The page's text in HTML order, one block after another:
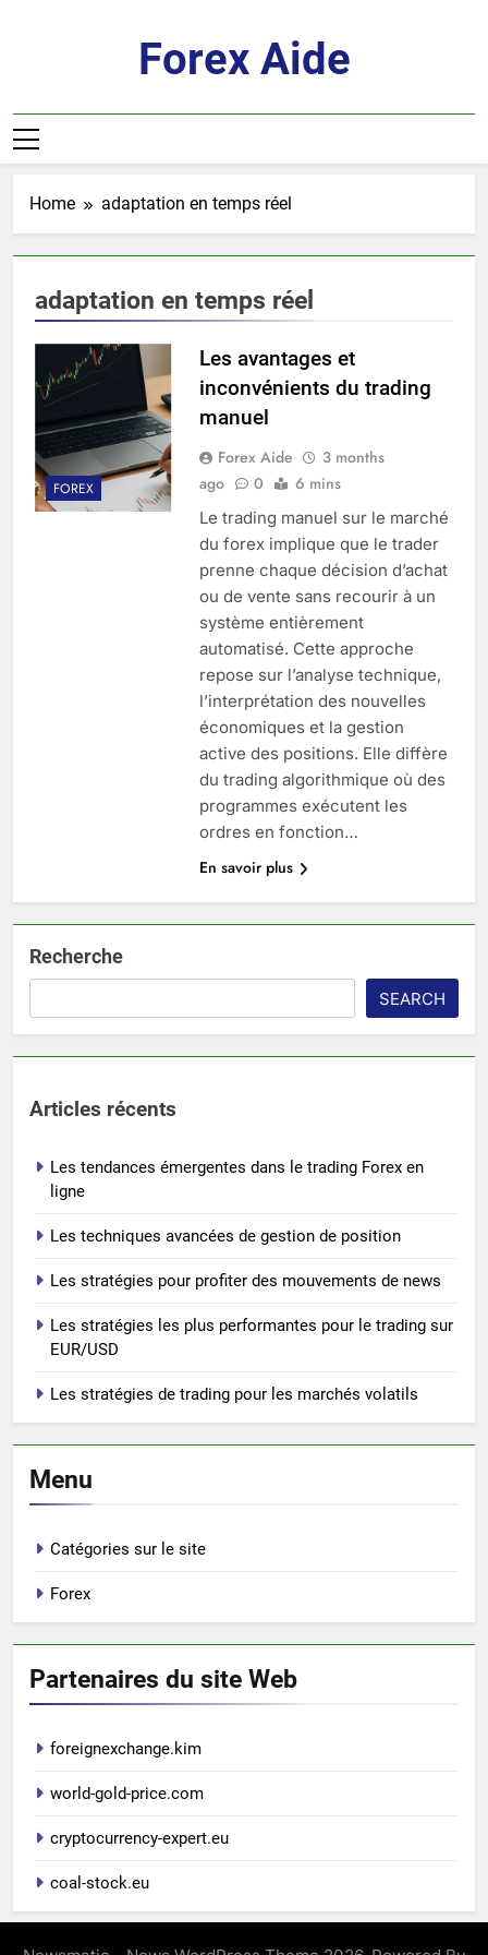
Forex Aide
Home adaptation en temps réel
adaptation en temps réel
FOREX
Les avantages et
inconvénients du trading
manuel
Forex Aide
3 months
ago
0 6 mins
Le trading manuel sur le marché
du forex implique que le trader
prenne chaque décision d’achat
ou de vente sans recourir à un
système entièrement
automatisé. Cette approche
repose sur l’analyse technique,
l’interprétation des nouvelles
économiques et la gestion
active des positions. Elle diffère
du trading algorithmique où des
programmes exécutent les
ordres en fonction…
En savoir plus
Recherche
SEARCH
Articles récents
Les tendances émergentes dans le trading Forex en
ligne
Les techniques avancées de gestion de position
Les stratégies pour profiter des mouvements de news
Les stratégies les plus performantes pour le trading sur
EUR/USD
Les stratégies de trading pour les marchés volatils
Menu
Catégories sur le site
Forex
Partenaires du site Web
foreignexchange.kim
world-gold-price.com
cryptocurrency-expert.eu
coal-stock.eu